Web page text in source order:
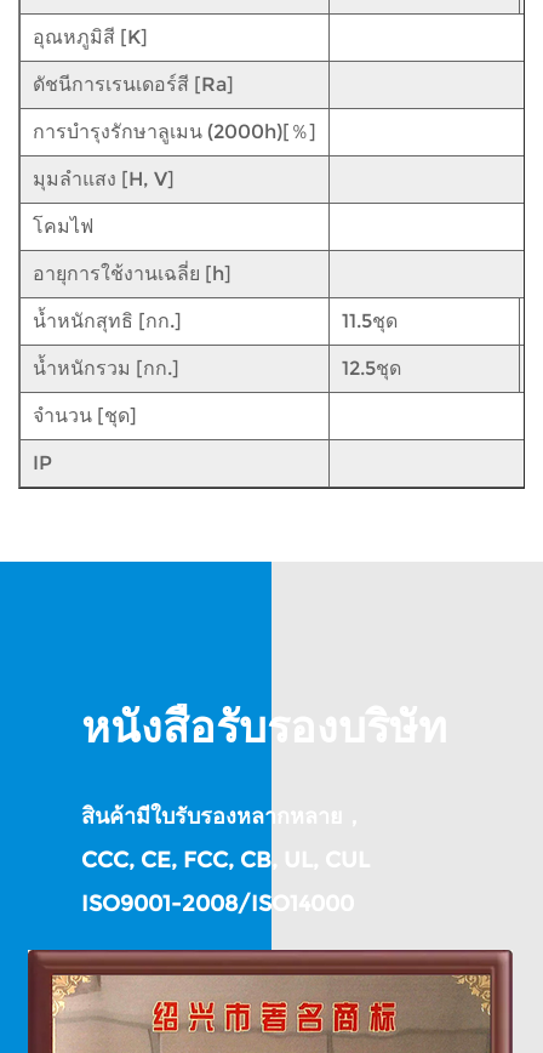
อุณหภูมิสี [K]
ดัชนีการเรนเดอร์สี [Ra]
การบำรุงรักษาลูเมน (2000h)[％]
มุมลำแสง [H, V]
โคมไฟ
อายุการใช้งานเฉลี่ย [h]
น้ำหนักสุทธิ [กก.] 11.5ชุด
น้ำหนักรวม [กก.] 12.5ชุด
จำนวน [ชุด]
IP
หนังสือรับรองบริษัท
สินค้ามีใบรับรองหลากหลาย，
CCC, CE, FCC, CB, UL, CUL
ISO9001-2008/ISO14000